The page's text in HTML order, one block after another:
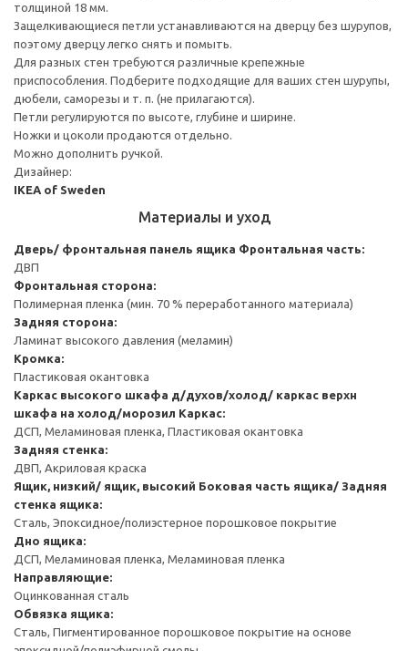
толщиной 18 мм.
Защелкивающиеся петли устанавливаются на дверцу без шурупов,
поэтому дверцу легко снять и помыть.
Для разных стен требуются различные крепежные
приспособления. Подберите подходящие для ваших стен шурупы,
дюбели, саморезы и т. п. (не прилагаются).
Петли регулируются по высоте, глубине и ширине.
Ножки и цоколи продаются отдельно.
Можно дополнить ручкой.
Дизайнер:
IKEA of Sweden
Материалы и уход
Дверь/ фронтальная панель ящика Фронтальная часть:
ДВП
Фронтальная сторона:
Полимерная пленка (мин. 70 % переработанного материала)
Задняя сторона:
Ламинат высокого давления (меламин)
Кромка:
Пластиковая окантовка
Каркас высокого шкафа д/духов/холод/ каркас верхн
шкафа на холод/морозил Каркас:
ДСП, Меламиновая пленка, Пластиковая окантовка
Задняя стенка:
ДВП, Акриловая краска
Ящик, низкий/ ящик, высокий Боковая часть ящика/ Задняя
стенка ящика:
Сталь, Эпоксидное/полиэстерное порошковое покрытие
Дно ящика:
ДСП, Меламиновая пленка, Меламиновая пленка
Направляющие:
Оцинкованная сталь
Обвязка ящика:
Сталь, Пигментированное порошковое покрытие на основе